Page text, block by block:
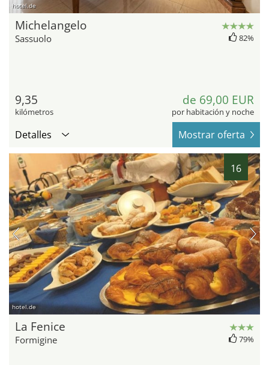
hotel.de
Michelangelo
Sassuolo 82%
9,35
kilómetros
de 69,00 EUR
por habitación y noche
Detalles Mostrar oferta
16
hotel.de
La Fenice
Formigine 79%